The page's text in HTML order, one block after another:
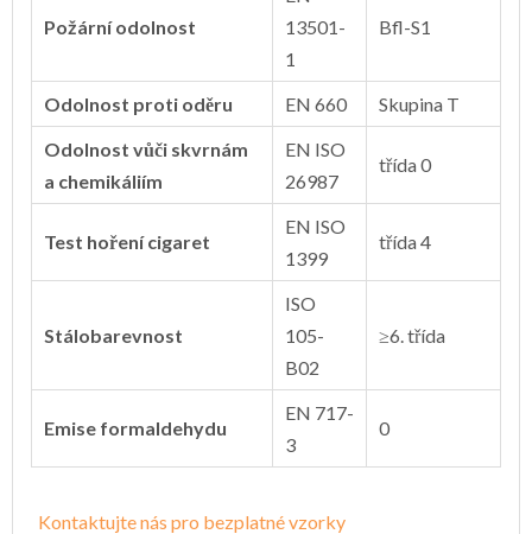
Požární odolnost
13501-
1
Bfl-S1
Odolnost proti oděru EN 660
Skupina T
Odolnost vůči skvrnám
a chemikáliím
EN ISO
26987
třída 0
Test hoření cigaret
EN ISO
1399
třída 4
Stálobarevnost
ISO
105-
B02
≥6. třída
Emise formaldehydu
EN 717-
3
0
Kontaktujte nás pro bezplatné vzorky